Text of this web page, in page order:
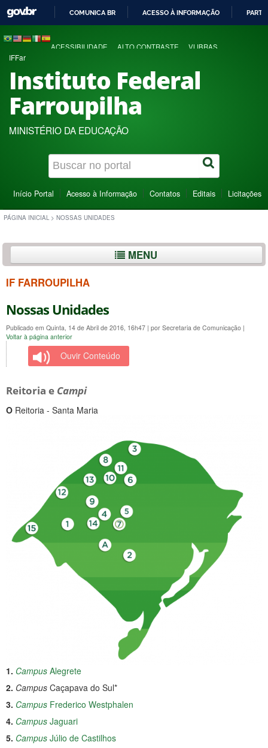
COMUNICA BR ACESSO À INFORMAÇÃO
ACESSIBILIDADE ALTO CONTRASTE VLIBRAS
IFFar
Instituto Federal
Farroupilha
MINISTÉRIO DA EDUCAÇÃO
Início Portal Acesso à Informação Contatos Editais Licitações
PÁGINA INICIAL > NOSSAS UNIDADES
MENU
IF FARROUPILHA
Nossas Unidades
Publicado em Quinta, 14 de Abril de 2016, 16h47 | por Secretaria de Comunicação |
Voltar à página anterior
Ouvir Conteúdo
Reitoria e Campi
Ο Reitoria - Santa Maria
1. Campus Alegrete
2. Campus Caçapava do Sul*
3. Campus Frederico Westphalen
4. Campus Jaguari
5. Campus Júlio de Castilhos